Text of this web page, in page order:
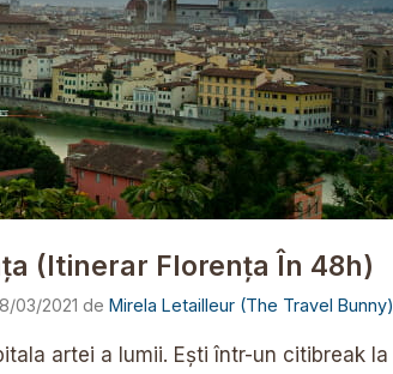
(Itinerar Florența În 48h)
03/2021 de Mirela Letailleur (The Travel Bunny)
artei a lumii. Ești într-un citibreak la